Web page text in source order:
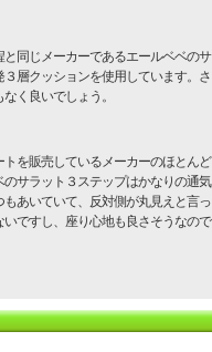
同じメーカーであるエールベベのサ
層クッションを使用しています。さ
く良いでしょう。
を販売しているメーカーのほとんど
サラット３ステップはかなりの通気
あいていて、反対側が丸見えと言っ
ですし、座り心地も良さそうなので